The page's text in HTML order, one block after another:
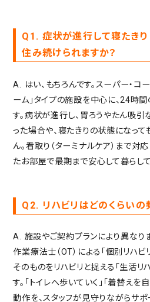
Q1. 症状が進行して寝たきり
住み続けられますか？
A. はい、もちろんです。スーパー・コ
ーム」タイプの施設を中心に、24時
す。病状が進行し、胃ろうやたん吸
った場合や、寝たきりの状態になっ
ん。看取り（ターミナルケア）まで対
たお部屋で最期まで安心して暮らし
Q2. リハビリはどのくらいの
A. 施設やご契約プランにより異なり
作業療法士（OT）による「個別リハ
そのものをリハビリと捉える「生活リ
す。「トイレへ歩いていく」「着替え
動作を、スタッフが見守りながらサ